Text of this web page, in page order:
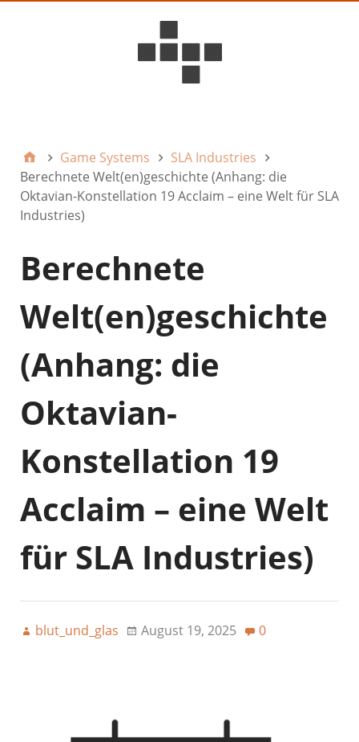
Game Systems
SLA Industries
Berechnete Welt(en)geschichte (Anhang: die
Oktavian-Konstellation 19 Acclaim – eine Welt für SLA
Industries)
Berechnete
Welt(en)geschichte
(Anhang: die
Oktavian-
Konstellation 19
Acclaim – eine Welt
für SLA Industries)
blut_und_glas August 19, 2025 0